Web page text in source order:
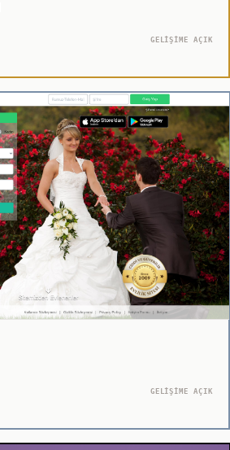
GELİŞİME AÇIK
GELİŞİME AÇIK